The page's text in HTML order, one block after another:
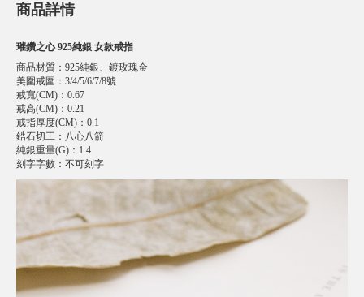
商品詳情
璀鑽之心 925純銀 女款戒指
商品材質 ： 925純銀、鍍玫瑰金
美圍戒圍 ： 3/4/5/6/7/8號
戒寬(CM) ： 0.67
戒高(CM) ： 0.21
戒指厚度(CM) ： 0.1
鋯石切工 ： 八心八箭
純銀重量(G) ： 1.4
刻字字數 ： 不可刻字